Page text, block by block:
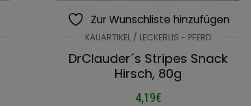
Zur Wunschliste hinzufügen
KAUARTIKEL / LECKERLIS - PFERD
DrClauder´s Stripes Snack
Hirsch, 80g
4,19€